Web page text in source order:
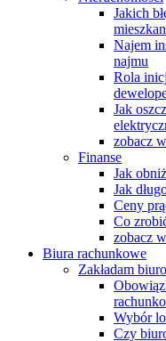
Jakich
Najem
najmu
Rola
Jak
zobacz
Finanse
Jak
Jak
Ceny
Co
zobacz
Biura rachunkowe
Zakładam
Wybór
Czy